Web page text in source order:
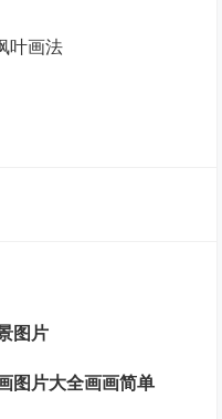
叶画法
图片
图片大全画画简单